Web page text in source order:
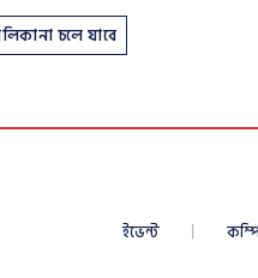
চলে যাবে
ইভেন্ট